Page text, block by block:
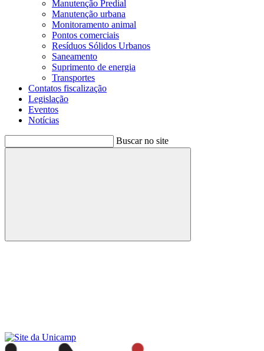
Manutenção Predial
Manutenção urbana
Monitoramento animal
Pontos comerciais
Resíduos Sólidos Urbanos
Saneamento
Suprimento de energia
Transportes
Contatos fiscalização
Legislação
Eventos
Notícias
Buscar no site
Buscar